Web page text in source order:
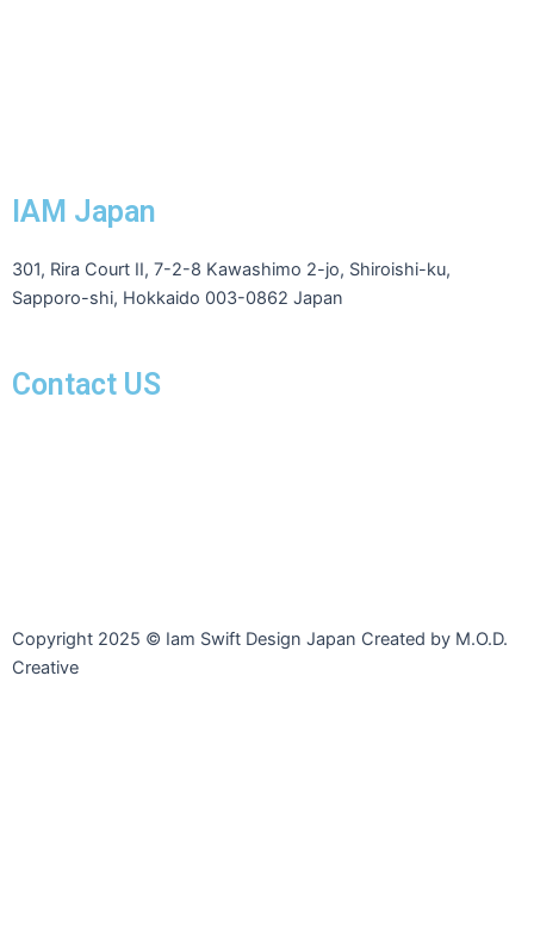
IAM Japan
301, Rira Court II, 7-2-8 Kawashimo 2-jo, Shiroishi-ku,
Sapporo-shi, Hokkaido 003-0862 Japan
Contact US
Copyright 2025 © Iam Swift Design Japan Created by M.O.D.
Creative